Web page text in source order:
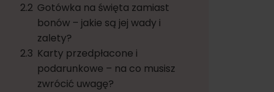
Gotówka na święta zamiast
bonów – jakie są jej wady i
zalety?
Karty przedpłacone i
podarunkowe – na co musisz
zwrócić uwagę?